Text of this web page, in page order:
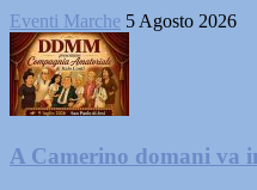
Eventi Marche 5 Agosto 2026
A Camerino domani va